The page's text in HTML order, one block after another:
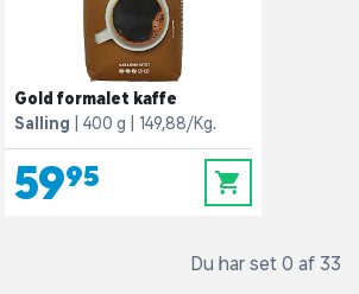
Gold formalet kaffe
Salling
400 g 149,88/Kg.
59,95 0
Du har set 0 af 33